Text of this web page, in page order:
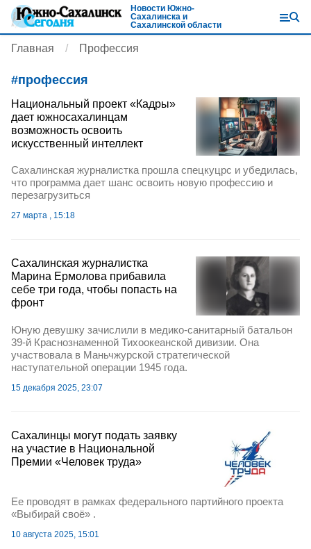
Новости Южно-
Сахалинска и
Сахалинской области
Главная Профессия
#профессия
Национальный проект «Кадры»
дает южносахалинцам
возможность освоить
искусственный интеллект
Сахалинская журналистка прошла спецкуцрс и убедилась,
что программа дает шанс освоить новую профессию и
перезагрузиться
27 марта , 15:18
Сахалинская журналистка
Марина Ермолова прибавила
себе три года, чтобы попасть на
фронт
Юную девушку зачислили в медико-санитарный батальон
39-й Краснознаменной Тихоокеанской дивизии. Она
участвовала в Маньчжурской стратегической
наступательной операции 1945 года.
15 декабря 2025, 23:07
Сахалинцы могут подать заявку
на участие в Национальной
Премии «Человек труда»
Ее проводят в рамках федерального партийного проекта
«Выбирай своё» .
10 августа 2025, 15:01